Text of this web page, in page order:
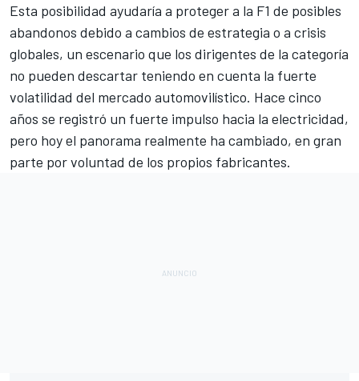
Esta posibilidad ayudaría a proteger a la F1 de posibles
abandonos debido a cambios de estrategia o a crisis
globales, un escenario que los dirigentes de la categoría
no pueden descartar teniendo en cuenta la fuerte
volatilidad del mercado automovilístico. Hace cinco
años se registró un fuerte impulso hacia la electricidad,
pero hoy el panorama realmente ha cambiado, en gran
parte por voluntad de los propios fabricantes.